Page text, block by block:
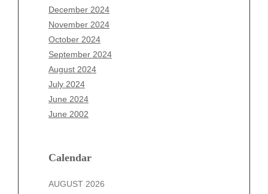
December 2024
November 2024
October 2024
September 2024
August 2024
July 2024
June 2024
June 2002
Calendar
AUGUST 2026
October 2025
September 2025
August 2025
July 2025
June 2025
May 2025
April 2025
March 2025
December 2024
October 2024